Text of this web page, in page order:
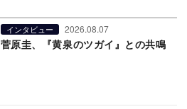
インタビュー 2026.08.07
菅原圭、『黄泉のツガイ』との共鳴